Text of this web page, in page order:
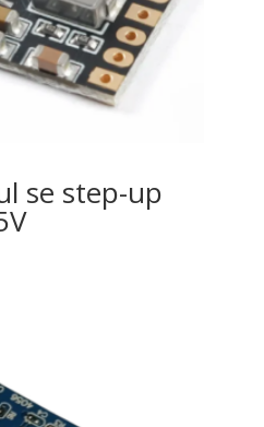
se step-up